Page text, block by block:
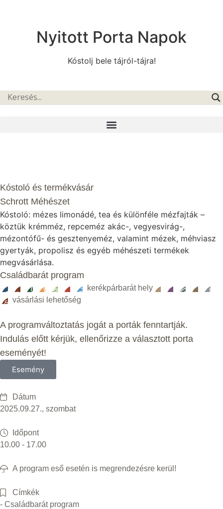
Nyitott Porta Napok
Kóstolj bele tájról-tájra!
Kóstoló és termékvásár
Schrott Méhészet
Kóstoló: mézes limonádé, tea és különféle mézfajták –
köztük krémméz, repceméz akác-, vegyesvirág-,
mézontófű- és gesztenyeméz, valamint mézek, méhviasz
gyertyák, propolisz és egyéb méhészeti termékek
megvásárlása.
Családbarát program
kerékpárbarát hely
vásárlási lehetőség
A programváltoztatás jogát a porták fenntartják.
Indulás előtt kérjük, ellenőrizze a választott porta
eseményét!
Esemény
Dátum
2025.09.27., szombat
Időpont
10.00 - 17.00
A program eső esetén is megrendezésre kerül!
Címkék
- Családbarát program